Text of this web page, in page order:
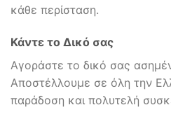
κάθε περίσταση.
Κάντε το Δικό σας
Αγοράστε το δικό σας
Αποστέλλουμε σε όλη την
παράδοση και πολυτελή